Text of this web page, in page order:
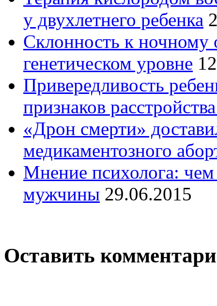
у двухлетнего ребенка
Склонность к ночному
генетическом уровне
Привередливость
признаков
«Дрон смерти»
медикаментозного
Мнение психолога: чем
мужчины 29.06.2015
Оставить